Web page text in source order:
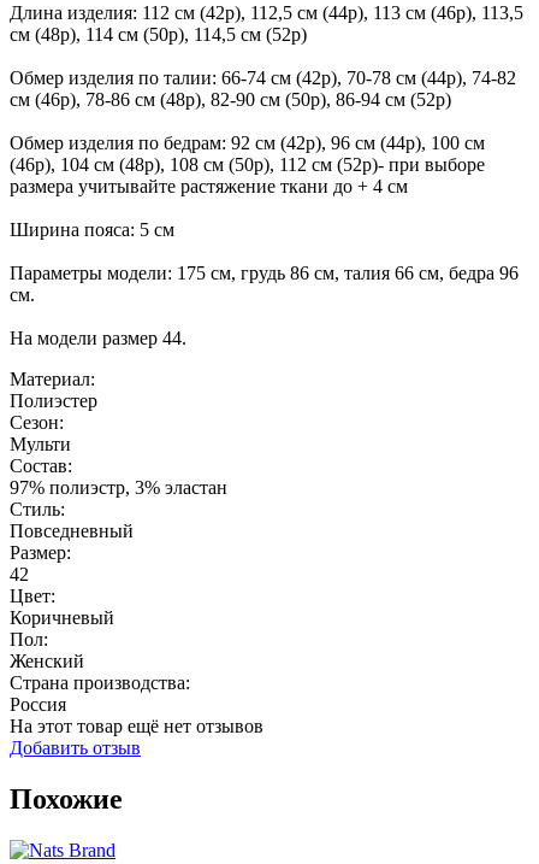
Длина изделия: 112 см (42р), 112,5 см (44р), 113 см (46р), 113,5
см (48р), 114 см (50р), 114,5 см (52р)
Обмер изделия по талии: 66-74 см (42р), 70-78 см (44р), 74-82
см (46р), 78-86 см (48р), 82-90 см (50р), 86-94 см (52р)
Обмер изделия по бедрам: 92 см (42р), 96 см (44р), 100 см
(46р), 104 см (48р), 108 см (50р), 112 см (52р)- при выборе
размера учитывайте растяжение ткани до + 4 см
Ширина пояса: 5 см
Параметры модели: 175 см, грудь 86 см, талия 66 см, бедра 96
см.
На модели размер 44.
Материал:
Полиэстер
Сезон:
Мульти
Состав:
97% полиэстр, 3% эластан
Стиль:
Повседневный
Размер:
42
Цвет:
Коричневый
Пол:
Женский
Страна производства:
Россия
На этот товар ещё нет отзывов
Добавить отзыв
Похожие